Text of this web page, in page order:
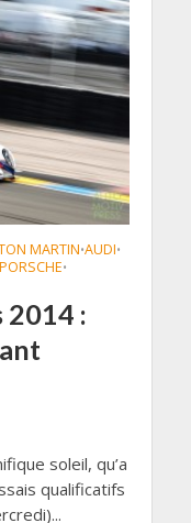
MARTIN•AUDI•
PORSCHE•
2014 :
soleil, qu’a
qualificatifs